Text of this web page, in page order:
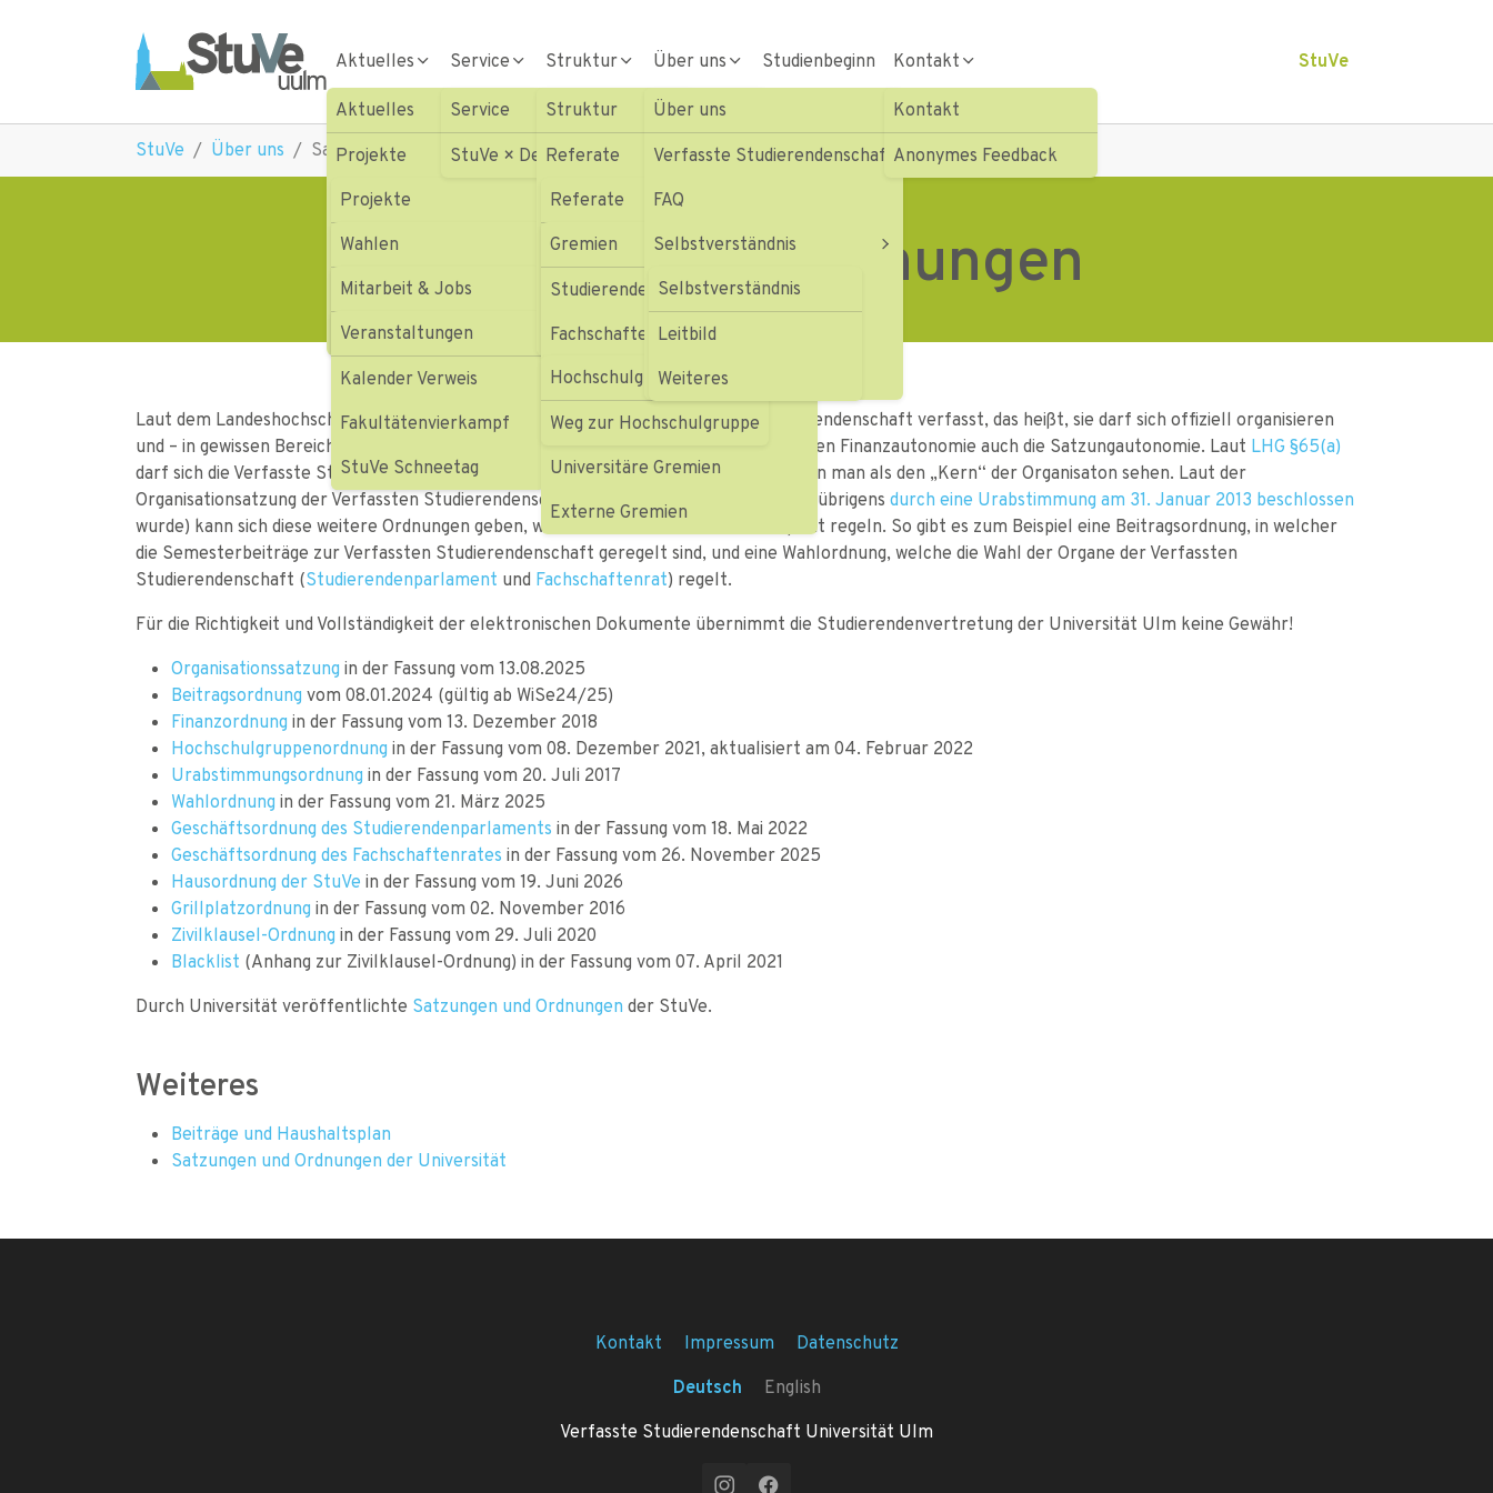
Aktuelles
Aktuelles
Projekte
Projekte
Aktionen HOFV III
Aktionen HOFV III
Vergangene Projekte
Wahlen
Wahlen
Briefwahl
Dokumente
Mitarbeit & Jobs
Mitarbeit & Jobs
Gremienvertretung
Projekte
Jobs
Aufgabenlisten
Veranstaltungen
Veranstaltungen
Kalender Verweis
Fakultätenvierkampf
StuVe Schneetag
Presse
Service
Service
StuVe × Devils Ulm/Neu-Ulm
Struktur
Struktur
Referate
Referate
Soziales und Beratung
Service
Struktur
Gremien
Gremien
Studierendenexekutive (StEx)
Fachschaftenrat (FSR)
Studierendenparlament (StuPa)
Weitere StuVe-Gremien
Universitäre Gremien
Externe Gremien
Geschäftsstelle
Fachbereichsvertretungen
Hochschulgruppen
Hochschulgruppen
Weg zur Hochschulgruppe
Über uns
Über uns
Verfasste Studierendenschaft
FAQ
Selbstverständnis
Selbstverständnis
Leitbild
Weiteres
Beiträge & Haushalt
Satzungen & Ordnungen
Formulare
Studienbeginn Kontakt
Kontakt
Anonymes Feedback
StuVe
You are here:
StuVe Über uns Satzungen & Ordnungen
Satzungen & Ordnungen
Laut dem Landeshochschulgesetz (LHG) des Land Baden-Württemberg ist die Studierendenschaft verfasst, das heißt, sie darf sich offiziell organisieren
und – in gewissen Bereichen – eigenständig agieren. Dazu gehört neben der sogenannten Finanzautonomie auch die Satzungautonomie. Laut LHG §65(a)
darf sich die Verfasste Studierendenschaft eine Organisationsatzung geben. Diese kann man als den „Kern“ der Organisaton sehen. Laut der
Organisationsatzung der Verfassten Studierendenschaft der Universität Ulm (welche übrigens durch eine Urabstimmung am 31. Januar 2013 beschlossen
wurde) kann sich diese weitere Ordnungen geben, welche einzelne Teilbereiche explizit regeln. So gibt es zum Beispiel eine Beitragsordnung, in welcher
die Semesterbeiträge zur Verfassten Studierendenschaft geregelt sind, und eine Wahlordnung, welche die Wahl der Organe der Verfassten
Studierendenschaft (Studierendenparlament und Fachschaftenrat) regelt.
Für die Richtigkeit und Vollständigkeit der elektronischen Dokumente übernimmt die Studierendenvertretung der Universität Ulm keine Gewähr!
Organisationssatzung in der Fassung vom 13.08.2025
Beitragsordnung vom 08.01.2024 (gültig ab WiSe24/25)
Finanzordnung in der Fassung vom 13. Dezember 2018
Hochschulgruppenordnung in der Fassung vom 08. Dezember 2021, aktualisiert am 04. Februar 2022
Urabstimmungsordnung in der Fassung vom 20. Juli 2017
Wahlordnung in der Fassung vom 21. März 2025
Geschäftsordnung des Studierendenparlaments in der Fassung vom 18. Mai 2022
Geschäftsordnung des Fachschaftenrates in der Fassung vom 26. November 2025
Hausordnung der StuVe in der Fassung vom 19. Juni 2026
Grillplatzordnung in der Fassung vom 02. November 2016
Zivilklausel-Ordnung in der Fassung vom 29. Juli 2020
Blacklist (Anhang zur Zivilklausel-Ordnung) in der Fassung vom 07. April 2021
Durch Universität veröffentlichte Satzungen und Ordnungen der StuVe.
Weiteres
Beiträge und Haushaltsplan
Satzungen und Ordnungen der Universität
Kontakt Impressum
Datenschutz
Deutsch
English
Verfasste Studierendenschaft Universität Ulm